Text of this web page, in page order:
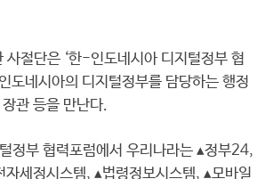
사절단은 ‘한-인도네시아 디지털정부 협
도네시아의 디지털정부를 담당하는 행정
관 등을 만난다.
정부 협력포럼에서 우리나라는 ▴정부24,
세정시스템, ▴법령정보시스템, ▴모바일